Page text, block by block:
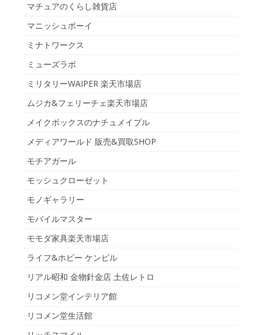
マチュアのくらし雑貨店
マニッシュボーイ
ミナトワークス
ミューズラボ
ミリタリーWAIPER 楽天市場店
ムジカ&フェリーチェ楽天市場店
メイクボックスのナチュメイプル
メディアワールド 販売&買取SHOP
モチアガール
モッシュクローゼット
モノギャラリー
モバイルマスター
モモダ家具楽天市場店
ライフ&ホビー ケンビル
リアル昭和 金物針金店 土佐レトロ
リコメン堂インテリア館
リコメン堂生活館